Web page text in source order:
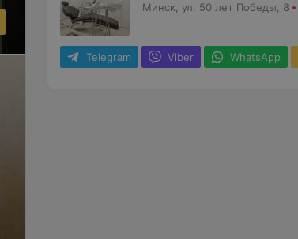
Минск, ул. 50 лет Победы, 8
Telegram Viber WhatsApp